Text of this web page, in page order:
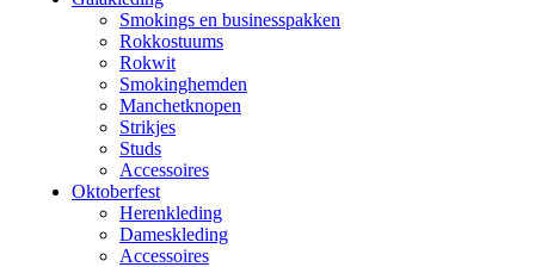
Smokings en businesspakken
Rokkostuums
Rokwit
Smokinghemden
Manchetknopen
Strikjes
Studs
Accessoires
Oktoberfest
Herenkleding
Dameskleding
Accessoires